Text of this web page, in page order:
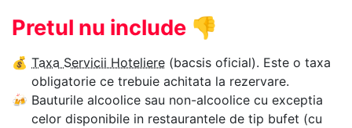
Pretul nu include 👎
💰 Taxa Servicii Hoteliere (bacsis oficial). Este o taxa
obligatorie ce trebuie achitata la rezervare.
🍻 Bauturile alcoolice sau non-alcoolice cu exceptia
celor disponibile in restaurantele de tip bufet (cu